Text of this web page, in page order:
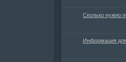
Сколько нужно
Информация